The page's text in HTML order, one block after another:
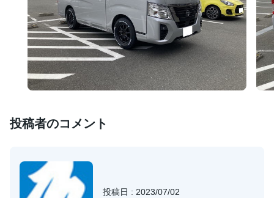
投稿者のコメント
投稿日 : 2023/07/02